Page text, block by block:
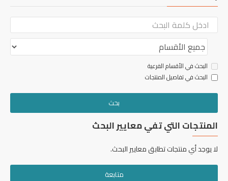
البحث في الأقسام الفرعية
البحث في تفاصيل المنتجات
بحث
المنتجات التي تفي معايير البحث
لا يوجد أي منتجات تطابق معايير البحث.
متابعة